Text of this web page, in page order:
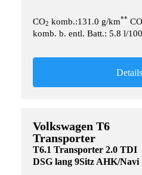
CO2 komb.:131.0 g/km** CO
komb. b. entl. Batt.: 5.8 l/
Details
Volkswagen T6
Transporter
T6.1 Transporter 2.0 TDI
DSG lang 9Sitz AHK/Navi